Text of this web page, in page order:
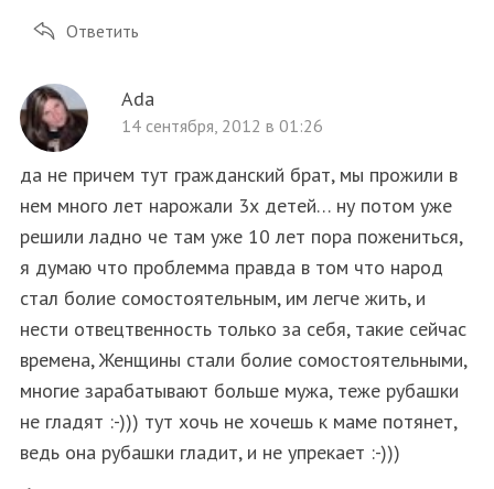
Ответить
Ada
14 сентября, 2012 в 01:26
да не причем тут гражданский брат, мы прожили в
нем много лет нарожали 3х детей… ну потом уже
решили ладно че там уже 10 лет пора пожениться,
я думаю что проблемма правда в том что народ
стал болие сомостоятельным, им легче жить, и
нести отвецтвенность только за себя, такие сейчас
времена, Женщины стали болие сомостоятельными,
многие зарабатывают больше мужа, теже рубашки
не гладят :-))) тут хочь не хочешь к маме потянет,
ведь она рубашки гладит, и не упрекает :-)))